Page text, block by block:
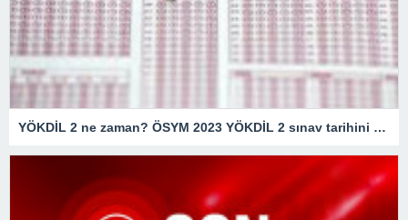
YÖKDİL 2 ne zaman? ÖSYM 2023 YÖKDİL 2 sınav tarihini duyurdu mu, başvurular ne zaman?